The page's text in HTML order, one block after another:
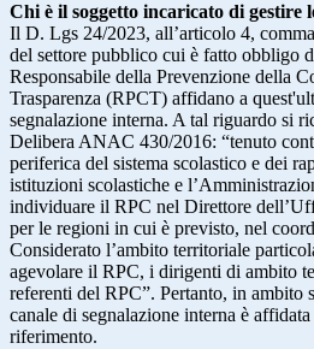
Chi è il soggetto incaricato di gestire
Il D. Lgs 24/2023, all’articolo 4,
del settore pubblico cui è fatto obbligo
Responsabile della Prevenzione della
Trasparenza (RPCT) affidano a
segnalazione interna. A tal riguardo si
Delibera ANAC 430/2016: “tenuto
periferica del sistema scolastico e dei
istituzioni scolastiche e
individuare il RPC nel Direttore
per le regioni in cui è previsto, nel
Considerato l’ambito territoriale
agevolare il RPC, i dirigenti di ambito
referenti del RPC”. Pertanto, in ambito
canale di segnalazione interna è
riferimento.